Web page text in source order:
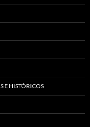
E HISTÓRICOS